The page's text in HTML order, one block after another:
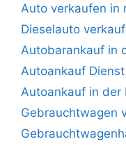
Auto verkaufen in
Dieselauto
Autobarankauf in
Autoankauf Dienst
Autoankauf in der
Gebrauchtwagen